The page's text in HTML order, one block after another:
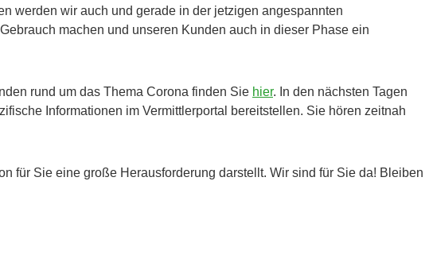
werden wir auch und gerade in der jetzigen angespannten
machen und unseren Kunden auch in dieser Phase ein
rund um das Thema Corona finden Sie hier. In den nächsten Tagen
Informationen im Vermittlerportal bereitstellen. Sie hören zeitnah
für Sie eine große Herausforderung darstellt. Wir sind für Sie da! Bleiben